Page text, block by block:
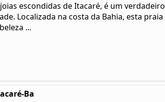
escondidas de Itacaré, é um verdadeiro
Localizada na costa da Bahia, esta praia
...
Ba